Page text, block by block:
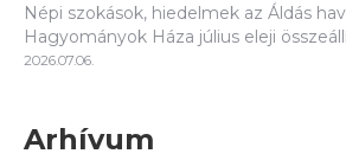
Népi szokások, hiedelmek az Áldás
Hagyományok Háza július eleji
2026.07.06.
Arhívum